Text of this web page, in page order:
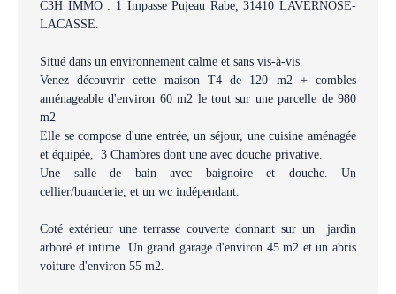
C3H IMMO : 1 Impasse Pujeau Rabe, 31410 LAVERNOSE-
LACASSE.
Situé dans un environnement calme et sans vis-à-vis
Venez découvrir cette maison T4 de 120 m2 + combles
aménageable d'environ 60 m2 le tout sur une parcelle de 980
m2
Elle se compose d'une entrée, un séjour, une cuisine aménagée
et équipée, 3 Chambres dont une avec douche privative.
Une salle de bain avec baignoire et douche. Un
cellier/buanderie, et un wc indépendant.
Coté extérieur une terrasse couverte donnant sur un jardin
arboré et intime. Un grand garage d'environ 45 m2 et un abris
voiture d'environ 55 m2.